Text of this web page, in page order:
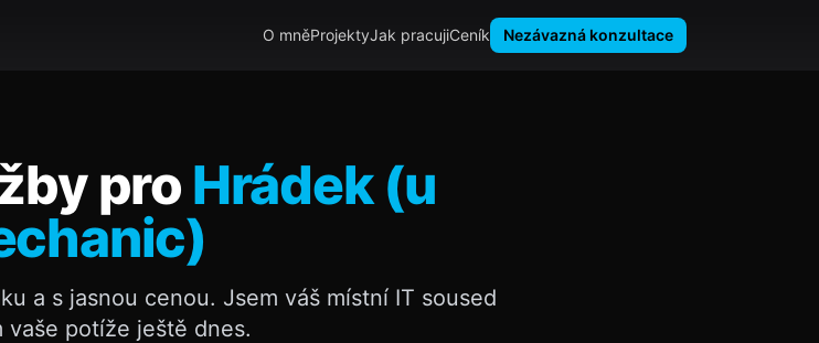
O mněProjektyJak pracujiCeník Nezávazná konzultace
pro Hrádek (u
a s jasnou cenou. Jsem váš místní IT soused
vaše potíže ještě dnes.